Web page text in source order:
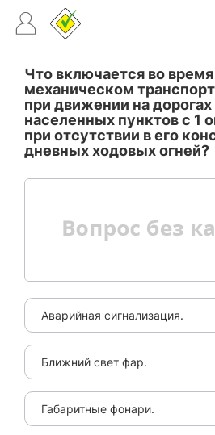
Что включается во
механическом
при движении на
населенных пунктов с 1
при отсутствии в его
дневных ходовых огней?
Аварийная сигнализация.
Ближний свет фар.
Габаритные фонари.